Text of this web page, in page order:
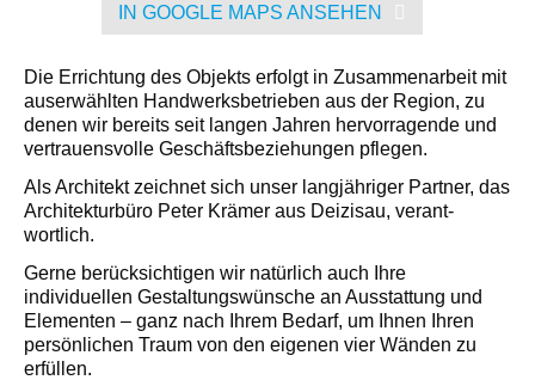
IN GOOGLE MAPS ANSEHEN
Die Errichtung des Objekts erfolgt in Zusammenarbeit mit
auserwählten Handwerksbetrieben aus der Region, zu
denen wir bereits seit langen Jahren hervorragende und
vertrauensvolle Geschäftsbeziehungen pflegen.
Als Architekt zeichnet sich unser langjähriger Partner, das
Architekturbüro Peter Krämer aus Deizisau, verant­
wortlich.
Gerne berücksichtigen wir natürlich auch Ihre
individuellen Gestaltungswünsche an Ausstattung und
Elementen – ganz nach Ihrem Bedarf, um Ihnen Ihren
persönlichen Traum von den eigenen vier Wänden zu
erfüllen.